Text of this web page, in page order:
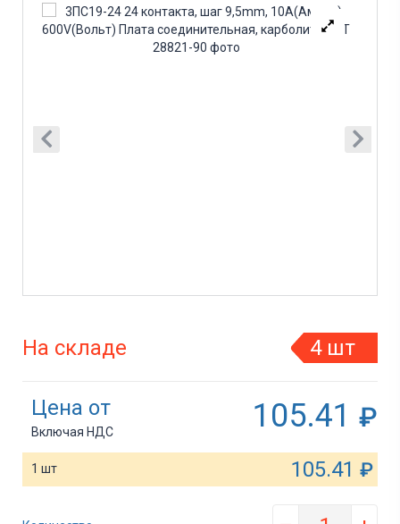
На складе 4 шт
Цена от
Включая НДС 105.41 ₽
1 шт 105.41 ₽